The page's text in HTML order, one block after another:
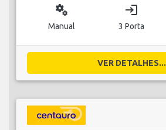
miscellaneous_services
Manual
login
3 Porta
VER DETALHES...